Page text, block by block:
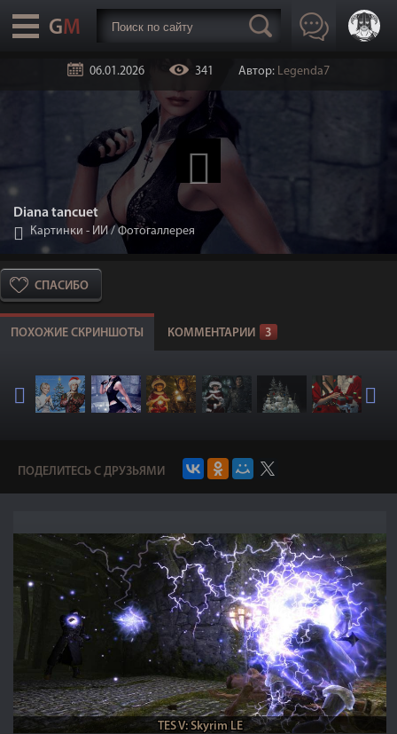
06.01.2026 341 Автор: Legenda7
Diana tancuet
Картинки - ИИ/ Фотогаллерея
СПАСИБО
ПОХОЖИЕ СКРИНШОТЫ КОММЕНТАРИИ 3
ПОДЕЛИТЕСЬ С ДРУЗЬЯМИ
TES V: Skyrim LE